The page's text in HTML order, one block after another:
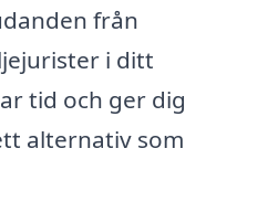
från
i ditt
tid och ger dig
alternativ som